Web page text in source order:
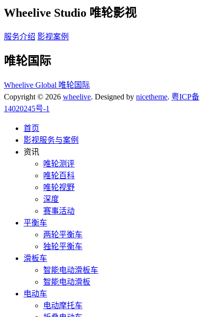
Wheelive Studio 唯轮影视
服务介绍 影视案例
唯轮国际
Wheelive Global 唯轮国际
Copyright © 2026 wheelive. Designed by nicetheme. 粤ICP备
14020245号-1
首页
影视服务与案例
资讯
唯轮测评
唯轮百科
唯轮视野
深度
赛事活动
平衡车
两轮平衡车
独轮平衡车
滑板车
智能电动滑板车
智能电动滑板
电动车
电动摩托车